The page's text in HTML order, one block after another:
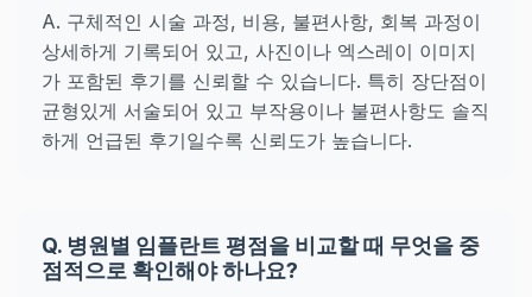
A. 구체적인 시술 과정, 비용, 불편사항, 회복 과정이
상세하게 기록되어 있고, 사진이나 엑스레이 이미지
가 포함된 후기를 신뢰할 수 있습니다. 특히 장단점이
균형있게 서술되어 있고 부작용이나 불편사항도 솔직
하게 언급된 후기일수록 신뢰도가 높습니다.
Q. 병원별 임플란트 평점을 비교할 때 무엇을 중
점적으로 확인해야 하나요?